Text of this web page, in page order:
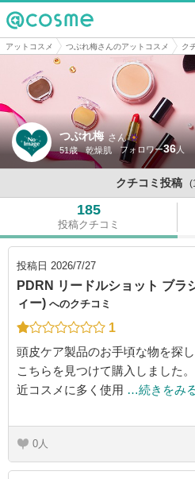
@cosme
アットコスメ つぶれ梅さんのアットコスメ ク
つぶれ梅 さん
51歳 乾燥肌 36
クチコミ投稿
185
投稿クチコミ
投稿日 2026/7/27
PDRN リードルショット ブラ
ィー) へのクチコミ
1
頭皮ケア製品のお手頃な物を探
こちらを見つけて購入しました
近コスメに多く使用 …続きをみ
0